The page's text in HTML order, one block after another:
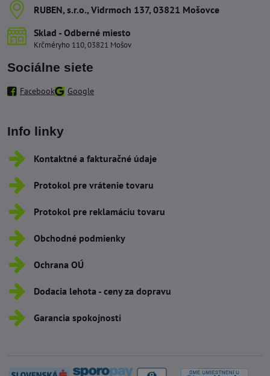
RUBEN, s​.r​.o​., Vidrmoch 137, 03821 Mošovce
Sklad - Odberné miesto
Krčméryho 110, 03821 Mošov
Sociálne siete
Facebook Google
Info linky
Kontaktné a fakturačné údaje
Protokol pre vrátenie tovaru
Protokol pre reklamáciu tovaru
Obchodné podmienky
Ochrana OÚ
Dodacia lehota - ceny za dopravu
Garancia spokojnosti